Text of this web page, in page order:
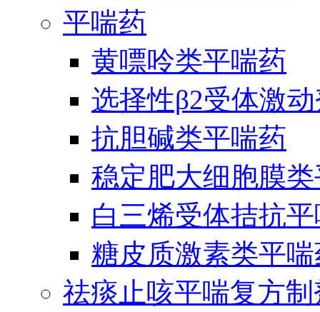
平喘药
黄嘌呤类平喘药
选择性β2受体激
抗胆碱类平喘药
稳定肥大细胞膜
白三烯受体拮抗
糖皮质激素类平
祛痰止咳平喘复方制